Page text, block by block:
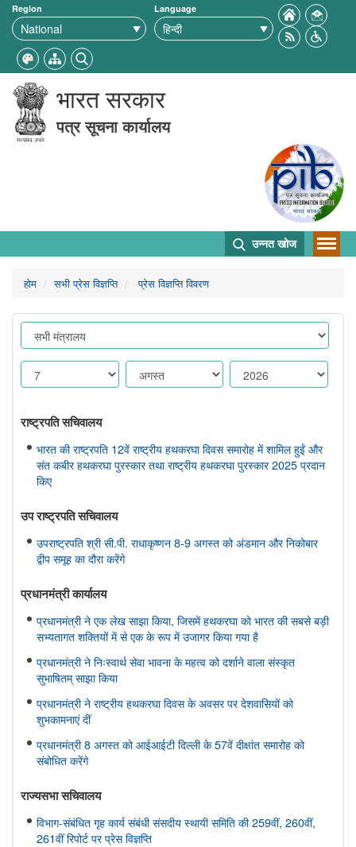
Region Language
भारत सरकार
पत्र सूचना कार्यालय
उन्नत खोज
होम सभी प्रेस विज्ञप्ति प्रेस विज्ञप्ति विवरण
राष्ट्रपति सचिवालय
भारत की राष्ट्रपति 12वें राष्ट्रीय हथकरघा दिवस समारोह में शामिल हुईं और
संत कबीर हथकरघा पुरस्कार तथा राष्ट्रीय हथकरघा पुरस्कार 2025 प्रदान
किए
उप राष्ट्रपति सचिवालय
उपराष्ट्रपति श्री सी.पी. राधाकृष्णन 8-9 अगस्त को अंडमान और निकोबार
द्वीप समूह का दौरा करेंगे
प्रधानमंत्री कार्यालय
प्रधानमंत्री ने एक लेख साझा किया, जिसमें हथकरघा को भारत की सबसे बड़ी
सभ्यतागत शक्तियों में से एक के रूप में उजागर किया गया है
प्रधानमंत्री ने निःस्वार्थ सेवा भावना के महत्व को दर्शाने वाला संस्कृत
सुभाषितम् साझा किया
प्रधानमंत्री ने राष्ट्रीय हथकरघा दिवस के अवसर पर देशवासियों को
शुभकामनाएं दीं
प्रधानमंत्री 8 अगस्त को आईआईटी दिल्ली के 57वें दीक्षांत समारोह को
संबोधित करेंगे
राज्यसभा सचिवालय
विभाग-संबंधित गृह कार्य संबंधी संसदीय स्थायी समिति की 259वीं, 260वीं,
261वीं रिपोर्ट पर प्रेस विज्ञप्ति